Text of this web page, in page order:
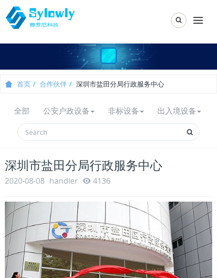
Toggle
首页 合作伙伴 深圳市盐田分局行政服务中心
全部 公安户政设备 非标设备 出入境设备
深圳市盐田分局行政服务中心
2020-08-08 handler 4136